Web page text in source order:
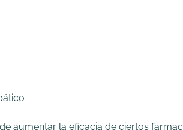
aumentar la eficacia de ciertos